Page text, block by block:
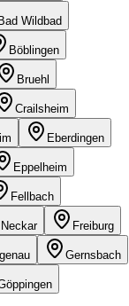
Bad Wildbad
Böblingen
Bruehl
Crailsheim
Eberdingen
Eppelheim
Fellbach
Freiburg
Gernsbach